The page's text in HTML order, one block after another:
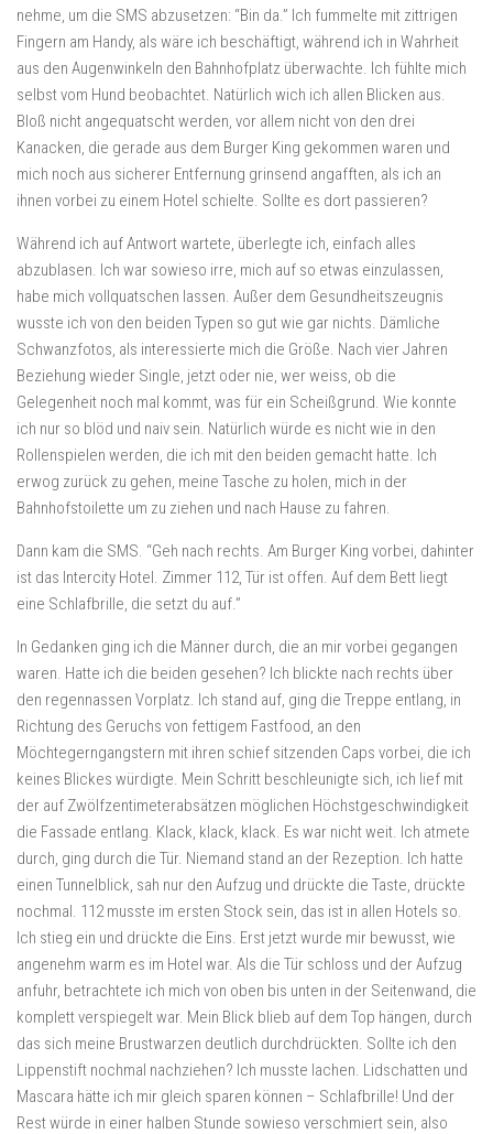
nehme, um die SMS abzusetzen: “Bin da.” Ich fummelte mit zittrigen
Fingern am Handy, als wäre ich beschäftigt, während ich in Wahrheit
aus den Augenwinkeln den Bahnhofplatz überwachte. Ich fühlte mich
selbst vom Hund beobachtet. Natürlich wich ich allen Blicken aus.
Bloß nicht angequatscht werden, vor allem nicht von den drei
Kanacken, die gerade aus dem Burger King gekommen waren und
mich noch aus sicherer Entfernung grinsend angafften, als ich an
ihnen vorbei zu einem Hotel schielte. Sollte es dort passieren?
Während ich auf Antwort wartete, überlegte ich, einfach alles
abzublasen. Ich war sowieso irre, mich auf so etwas einzulassen,
habe mich vollquatschen lassen. Außer dem Gesundheitszeugnis
wusste ich von den beiden Typen so gut wie gar nichts. Dämliche
Schwanzfotos, als interessierte mich die Größe. Nach vier Jahren
Beziehung wieder Single, jetzt oder nie, wer weiss, ob die
Gelegenheit noch mal kommt, was für ein Scheißgrund. Wie konnte
ich nur so blöd und naiv sein. Natürlich würde es nicht wie in den
Rollenspielen werden, die ich mit den beiden gemacht hatte. Ich
erwog zurück zu gehen, meine Tasche zu holen, mich in der
Bahnhofstoilette um zu ziehen und nach Hause zu fahren.
Dann kam die SMS. “Geh nach rechts. Am Burger King vorbei, dahinter
ist das Intercity Hotel. Zimmer 112, Tür ist offen. Auf dem Bett liegt
eine Schlafbrille, die setzt du auf.”
In Gedanken ging ich die Männer durch, die an mir vorbei gegangen
waren. Hatte ich die beiden gesehen? Ich blickte nach rechts über
den regennassen Vorplatz. Ich stand auf, ging die Treppe entlang, in
Richtung des Geruchs von fettigem Fastfood, an den
Möchtegerngangstern mit ihren schief sitzenden Caps vorbei, die ich
keines Blickes würdigte. Mein Schritt beschleunigte sich, ich lief mit
der auf Zwölfzentimeterabsätzen möglichen Höchstgeschwindigkeit
die Fassade entlang. Klack, klack, klack. Es war nicht weit. Ich atmete
durch, ging durch die Tür. Niemand stand an der Rezeption. Ich hatte
einen Tunnelblick, sah nur den Aufzug und drückte die Taste, drückte
nochmal. 112 musste im ersten Stock sein, das ist in allen Hotels so.
Ich stieg ein und drückte die Eins. Erst jetzt wurde mir bewusst, wie
angenehm warm es im Hotel war. Als die Tür schloss und der Aufzug
anfuhr, betrachtete ich mich von oben bis unten in der Seitenwand, die
komplett verspiegelt war. Mein Blick blieb auf dem Top hängen, durch
das sich meine Brustwarzen deutlich durchdrückten. Sollte ich den
Lippenstift nochmal nachziehen? Ich musste lachen. Lidschatten und
Mascara hätte ich mir gleich sparen können – Schlafbrille! Und der
Rest würde in einer halben Stunde sowieso verschmiert sein, also